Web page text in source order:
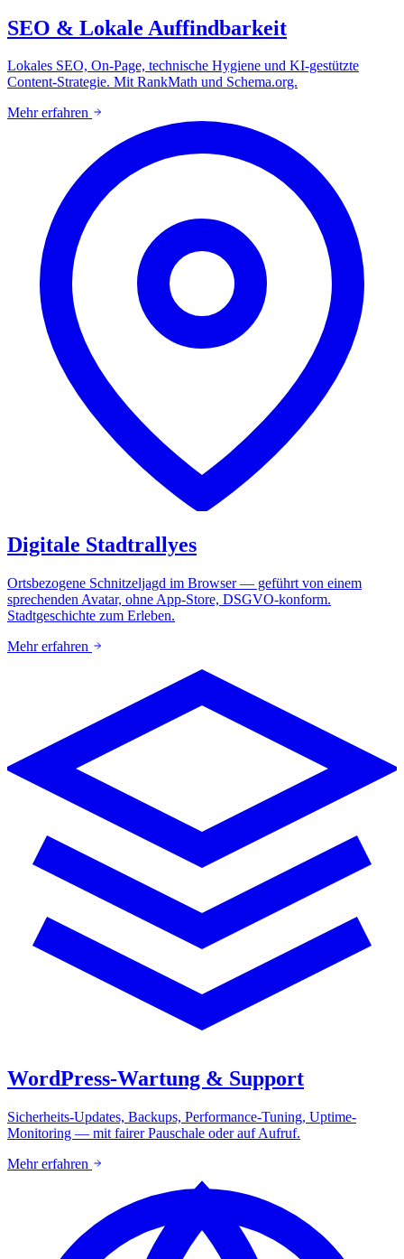
SEO & Lokale Auffindbarkeit
Lokales SEO, On-Page, technische Hygiene und KI-gestützte
Content-Strategie. Mit RankMath und Schema.org.
Mehr erfahren
Digitale Stadtrallyes
Ortsbezogene Schnitzeljagd im Browser — geführt von einem
sprechenden Avatar, ohne App-Store, DSGVO-konform.
Stadtgeschichte zum Erleben.
Mehr erfahren
WordPress-Wartung & Support
Sicherheits-Updates, Backups, Performance-Tuning, Uptime-
Monitoring — mit fairer Pauschale oder auf Aufruf.
Mehr erfahren